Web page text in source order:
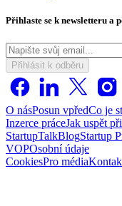
Přihlaste se k newsletteru a
Přihlásit k odběru
O násPosun vpředCo je
Inzerce práceJak uspět
StartupTalkBlogStartup
VOPOsobní údaje
CookiesPro média